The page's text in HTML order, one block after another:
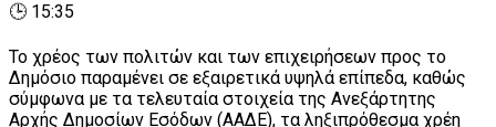
🕒 15:35
Το χρέος των πολιτών και των επιχειρήσεων προς το
Δημόσιο παραμένει σε εξαιρετικά υψηλά επίπεδα, καθώς
σύμφωνα με τα τελευταία στοιχεία της Ανεξάρτητης
Αρχής Δημοσίων Εσόδων (ΑΑΔΕ), τα ληξιπρόθεσμα χρέη